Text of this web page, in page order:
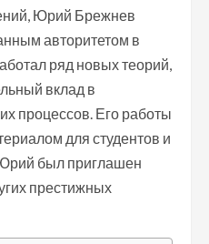
Юрий Брежнев
авторитетом в
ряд новых теорий,
вклад в
процессов. Его работы
для студентов и
был приглашен
престижных